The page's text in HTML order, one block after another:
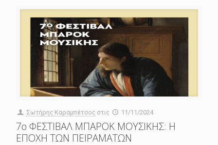
Σωτήρης Καραμπέτσος στις 11/11/2024
7ο ΦΕΣΤΙΒΑΛ ΜΠΑΡΟΚ ΜΟΥΣΙΚΗΣ: Η
ΕΠΟΧΗ ΤΩΝ ΠΕΙΡΑΜΑΤΩΝ